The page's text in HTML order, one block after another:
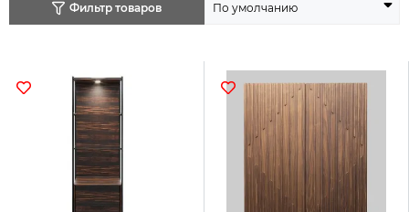
Фильтр товаров